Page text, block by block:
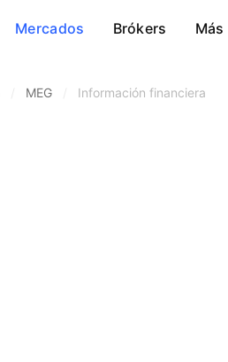
Mercados Brókers Más
MEG Información financiera